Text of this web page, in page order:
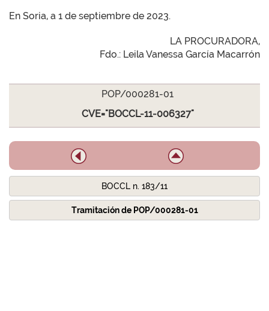
En Soria, a 1 de septiembre de 2023.
LA PROCURADORA,
Fdo.: Leila Vanessa García Macarrón
POP/000281-01
CVE="BOCCL-11-006327"
BOCCL n. 183/11
Tramitación de POP/000281-01